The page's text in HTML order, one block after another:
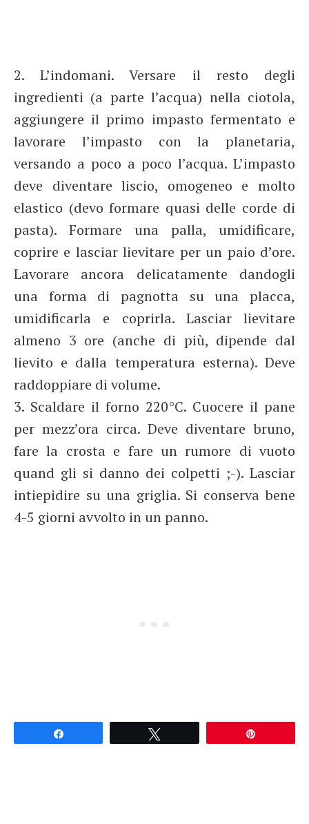
2. L’indomani. Versare il resto degli
ingredienti (a parte l’acqua) nella ciotola,
aggiungere il primo impasto fermentato e
lavorare l’impasto con la planetaria,
versando a poco a poco l’acqua. L’impasto
deve diventare liscio, omogeneo e molto
elastico (devo formare quasi delle corde di
pasta). Formare una palla, umidificare,
coprire e lasciar lievitare per un paio d’ore.
Lavorare ancora delicatamente dandogli
una forma di pagnotta su una placca,
umidificarla e coprirla. Lasciar lievitare
almeno 3 ore (anche di più, dipende dal
lievito e dalla temperatura esterna). Deve
raddoppiare di volume.
3. Scaldare il forno 220°C. Cuocere il pane
per mezz’ora circa. Deve diventare bruno,
fare la crosta e fare un rumore di vuoto
quand gli si danno dei colpetti ;-). Lasciar
intiepidire su una griglia. Si conserva bene
4-5 giorni avvolto in un panno.